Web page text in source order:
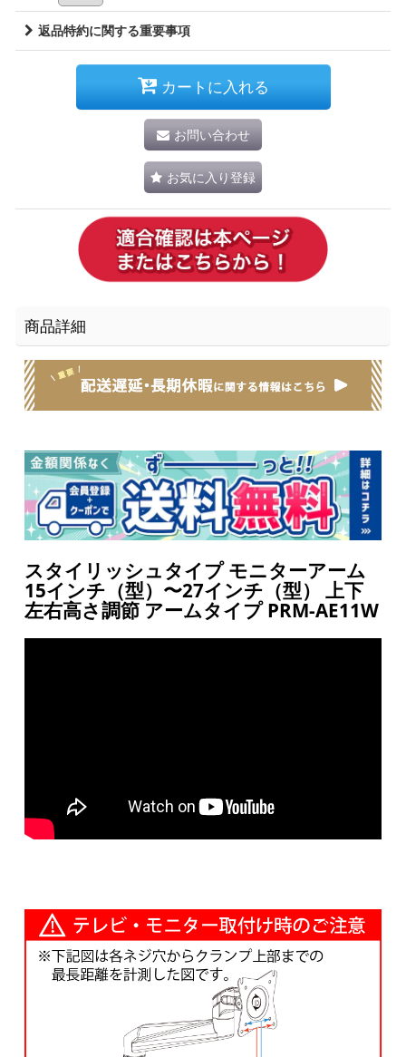
返品特約に関する重要事項
カートに入れる
お問い合わせ
お気に入り登録
商品詳細
スタイリッシュタイプ モニターアーム
15インチ（型）〜27インチ（型） 上下
左右高さ調節 アームタイプ PRM-AE11W